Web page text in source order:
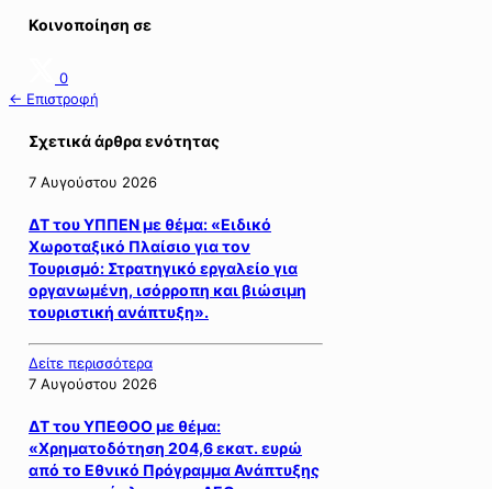
Κοινοποίηση σε
0
← Επιστροφή
Σχετικά άρθρα ενότητας
7 Αυγούστου 2026
ΔΤ του ΥΠΠΕΝ με θέμα: «Ειδικό
Χωροταξικό Πλαίσιο για τον
Τουρισμό: Στρατηγικό εργαλείο για
οργανωμένη, ισόρροπη και βιώσιμη
τουριστική ανάπτυξη».
Δείτε περισσότερα
7 Αυγούστου 2026
ΔΤ του ΥΠΕΘΟΟ με θέμα:
«Χρηματοδότηση 204,6 εκατ. ευρώ
από το Εθνικό Πρόγραμμα Ανάπτυξης